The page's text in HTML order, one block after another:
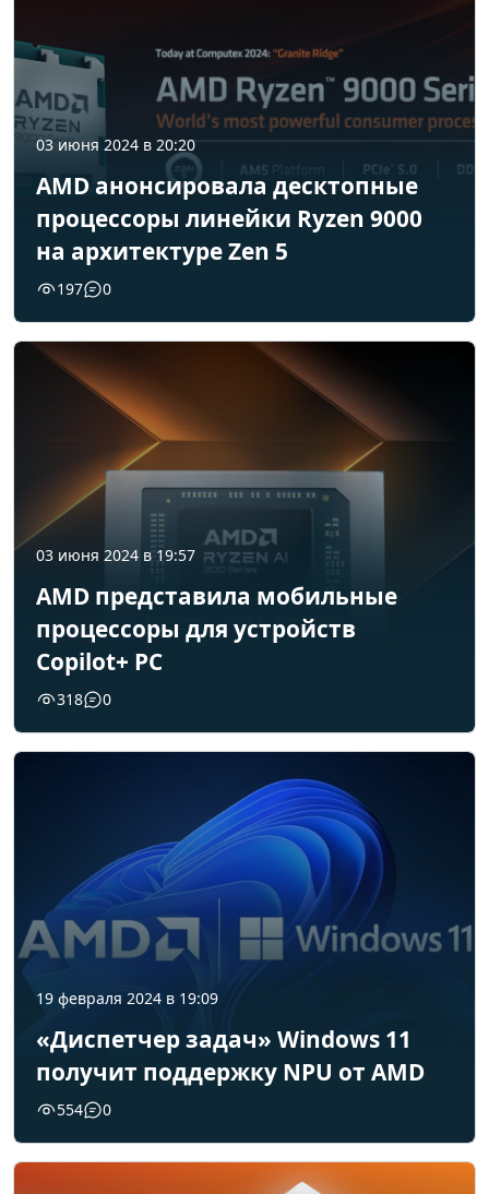
03 июня 2024 в 20:20
AMD анонсировала десктопные
процессоры линейки Ryzen 9000
на архитектуре Zen 5
197 0
03 июня 2024 в 19:57
AMD представила мобильные
процессоры для устройств
Copilot+ PC
318 0
19 февраля 2024 в 19:09
«Диспетчер задач» Windows 11
получит поддержку NPU от AMD
554 0